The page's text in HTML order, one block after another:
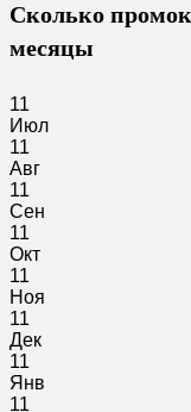
Сколько
месяцы
11
Июл
11
Авг
11
Сен
11
Окт
11
Ноя
11
Дек
11
Янв
11